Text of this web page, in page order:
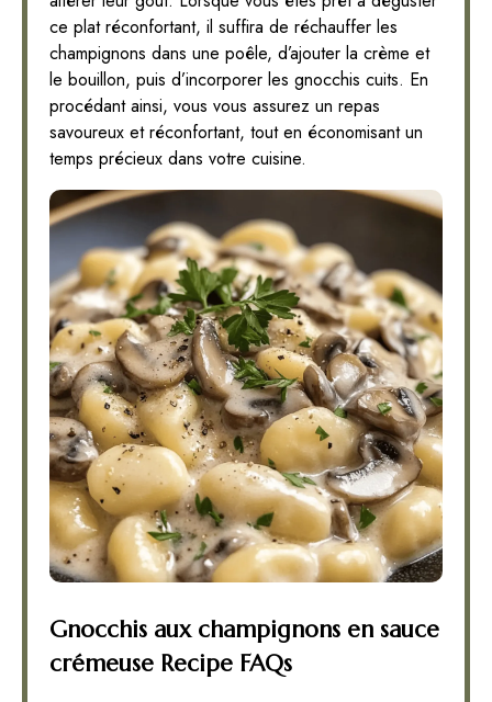
ce plat réconfortant, il suffira de réchauffer les
champignons dans une poêle, d’ajouter la crème et
le bouillon, puis d’incorporer les gnocchis cuits. En
procédant ainsi, vous vous assurez un repas
savoureux et réconfortant, tout en économisant un
temps précieux dans votre cuisine.
Gnocchis aux champignons en sauce
crémeuse Recipe FAQs